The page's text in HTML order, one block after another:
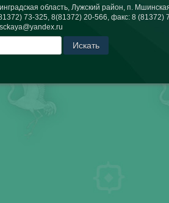
область, Лужский район, п.
73-325, 8(81372) 20-566, факс: 8 (81372)